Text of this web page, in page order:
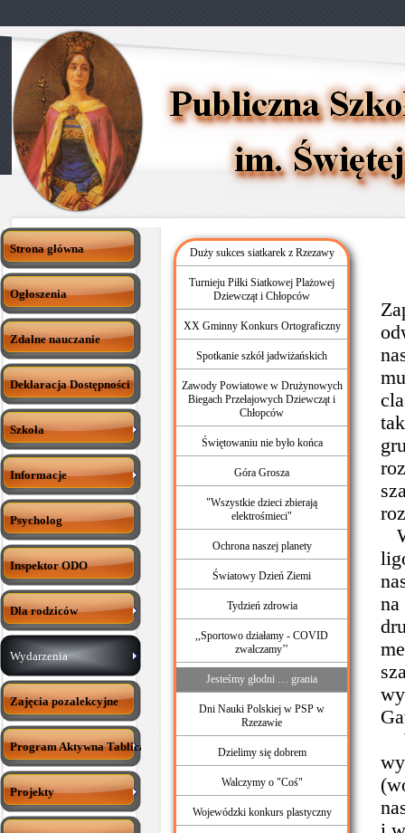
Strona główna
Ogłoszenia
Zdalne nauczanie
Deklaracja Dostępności
Szkoła
Informacje
Psycholog
Inspektor ODO
Dla rodziców
Wydarzenia
Zajęcia pozalekcyjne
Program Aktywna Tablica
Projekty
Duży sukces siatkarek z Rzezawy
Turnieju Piłki Siatkowej Plażowej
Dziewcząt i Chłopców
XX Gminny Konkurs Ortograficzny
Spotkanie szkół jadwiżańskich
Zawody Powiatowe w Drużynowych
Biegach Przełajowych Dziewcząt i
Chłopców
Świętowaniu nie było końca
Góra Grosza
"Wszystkie dzieci zbierają
elektrośmieci"
Ochrona naszej planety
Światowy Dzień Ziemi
Tydzień zdrowia
,,Sportowo działamy - COVID
zwalczamy’’
Jesteśmy głodni … grania
Dni Nauki Polskiej w PSP w
Rzezawie
Dzielimy się dobrem
Walczymy o "Coś"
Wojewódzki konkurs plastyczny